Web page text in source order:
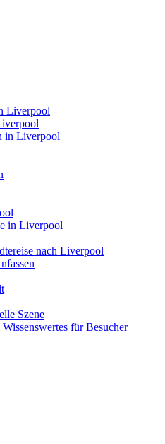
Liverpool
in Liverpool
in Liverpool
nach Liverpool
Szene
für Besucher